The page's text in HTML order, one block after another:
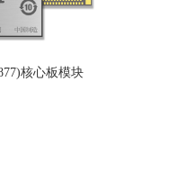
核心板模块